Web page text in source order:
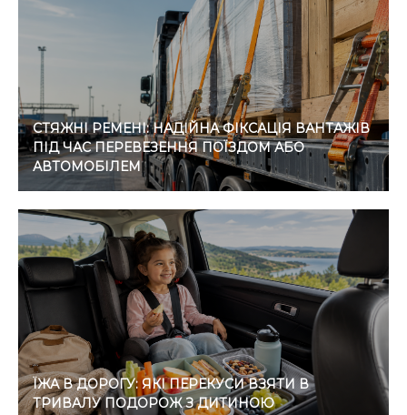
СТЯЖНІ РЕМЕНІ: НАДІЙНА ФІКСАЦІЯ ВАНТАЖІВ
ПІД ЧАС ПЕРЕВЕЗЕННЯ ПОЇЗДОМ АБО
АВТОМОБІЛЕМ
ЇЖА В ДОРОГУ: ЯКІ ПЕРЕКУСИ ВЗЯТИ В
ТРИВАЛУ ПОДОРОЖ З ДИТИНОЮ